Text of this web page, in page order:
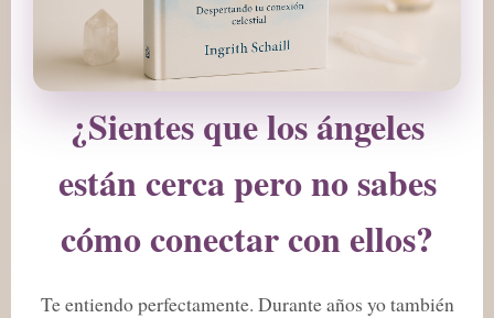
¿Sientes que los ángeles
están cerca pero no sabes
cómo conectar con ellos?
Te entiendo perfectamente. Durante años yo también